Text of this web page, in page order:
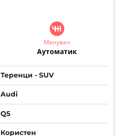
Менувач
Аутоматик
Теренци - SUV
Audi
Q5
Користен